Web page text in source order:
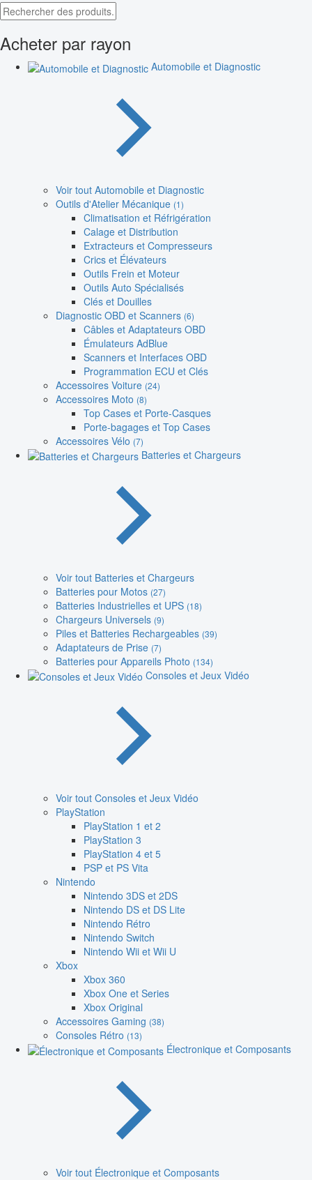
Acheter par rayon
Automobile et Diagnostic
Voir tout Automobile et Diagnostic
Outils d'Atelier Mécanique (1)
Climatisation et Réfrigération
Calage et Distribution
Extracteurs et Compresseurs
Crics et Élévateurs
Outils Frein et Moteur
Outils Auto Spécialisés
Clés et Douilles
Diagnostic OBD et Scanners (6)
Câbles et Adaptateurs OBD
Émulateurs AdBlue
Scanners et Interfaces OBD
Programmation ECU et Clés
Accessoires Voiture (24)
Accessoires Moto (8)
Top Cases et Porte-Casques
Porte-bagages et Top Cases
Accessoires Vélo (7)
Batteries et Chargeurs
Voir tout Batteries et Chargeurs
Batteries pour Motos (27)
Batteries Industrielles et UPS (18)
Chargeurs Universels (9)
Piles et Batteries Rechargeables (39)
Adaptateurs de Prise (7)
Batteries pour Appareils Photo (134)
Consoles et Jeux Vidéo
Voir tout Consoles et Jeux Vidéo
PlayStation
PlayStation 1 et 2
PlayStation 3
PlayStation 4 et 5
PSP et PS Vita
Nintendo
Nintendo 3DS et 2DS
Nintendo DS et DS Lite
Nintendo Rétro
Nintendo Switch
Nintendo Wii et Wii U
Xbox
Xbox 360
Xbox One et Series
Xbox Original
Accessoires Gaming (38)
Consoles Rétro (13)
Électronique et Composants
Voir tout Électronique et Composants